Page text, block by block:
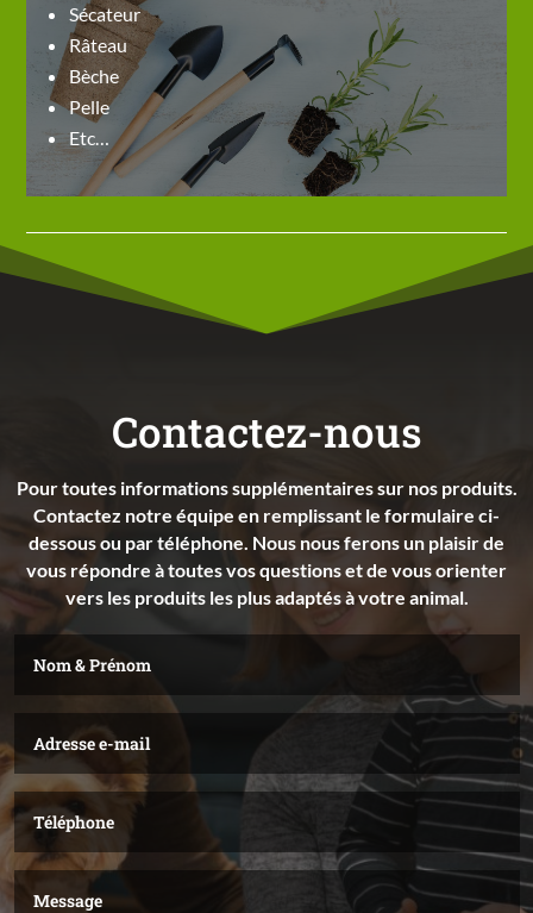
Sécateur
Râteau
Bèche
Pelle
Etc…
Contactez-nous
Pour toutes informations supplémentaires sur nos produits.
Contactez notre équipe en remplissant le formulaire ci-
dessous ou par téléphone. Nous nous ferons un plaisir de
vous répondre à toutes vos questions et de vous orienter
vers les produits les plus adaptés à votre animal.